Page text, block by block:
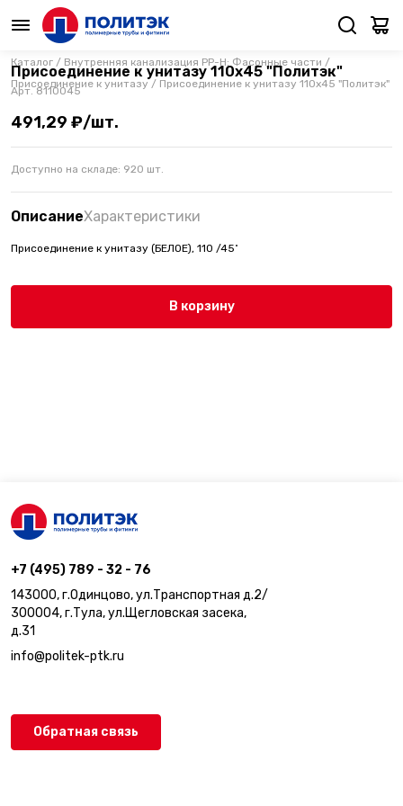
Каталог / Внутренняя канализация PP-H: Фасонные части /
Присоединение к унитазу / Присоединение к унитазу 110х45 "Политэк"
Присоединение к унитазу 110х45 "Политэк"
Арт.8110045
491,29 ₽/шт.
Доступно на складе: 920 шт.
ОписаниеХарактеристики
Присоединение к унитазу (БЕЛОЕ), 110 /45˚
В корзину
+7 (495) 789 - 32 - 76
143000, г.Одинцово, ул.Транспортная д.2/
300004, г.Тула, ул.Щегловская засека,
д.31
info@politek-ptk.ru
Обратная связь